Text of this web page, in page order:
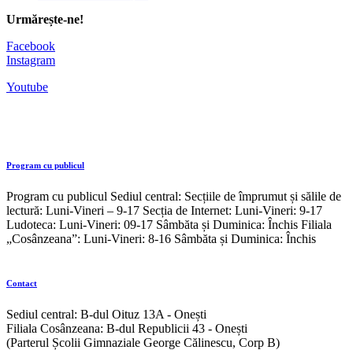
Urmărește-ne!
Facebook
Instagram
Youtube
Program cu publicul
Program cu publicul Sediul central: Secțiile de împrumut și sălile de
lectură: Luni-Vineri – 9-17 Secția de Internet: Luni-Vineri: 9-17
Ludoteca: Luni-Vineri: 09-17 Sâmbăta și Duminica: Închis Filiala
„Cosânzeana”: Luni-Vineri: 8-16 Sâmbăta și Duminica: Închis
Contact
Sediul central: B-dul Oituz 13A - Onești
Filiala Cosânzeana: B-dul Republicii 43 - Onești
(Parterul Școlii Gimnaziale George Călinescu, Corp B)